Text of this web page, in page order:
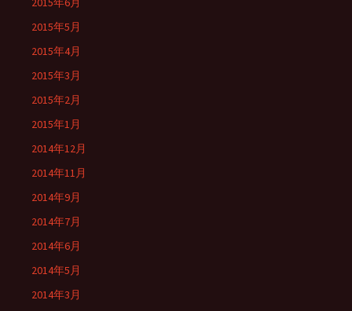
2015年5月
2015年4月
2015年3月
2015年2月
2015年1月
2014年12月
2014年11月
2014年9月
2014年7月
2014年6月
2014年5月
2014年3月